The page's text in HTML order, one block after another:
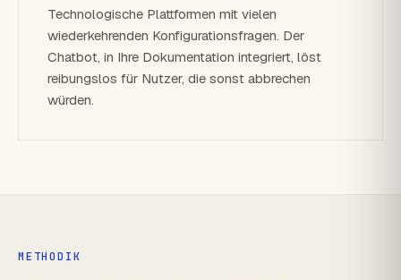
Technologische Plattformen mit vielen
wiederkehrenden Konfigurationsfragen. Der
Chatbot, in Ihre Dokumentation integriert, löst
reibungslos für Nutzer, die sonst abbrechen
würden.
METHODIK